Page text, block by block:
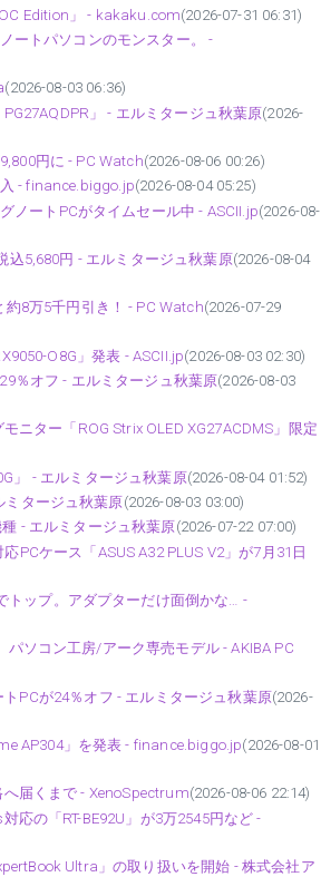
Edition」 - kakaku.com(2026-07-31 06:31)
ートパソコンのモンスター。 -
(2026-08-03 06:36)
」 - エルミタージュ秋葉原(2026-
円に - PC Watch(2026-08-06 00:26)
入 - finance.biggo.jp(2026-08-04 05:25)
ノートPCがタイムセール中 - ASCII.jp(2026-08-
込5,680円 - エルミタージュ秋葉原(2026-08-04
約8万5千円引き！ - PC Watch(2026-07-29
O8G」発表 - ASCII.jp(2026-08-03 02:30)
％オフ - エルミタージュ秋葉原(2026-08-03
ニター「ROG Strix OLED XG27ACDMS」限定
」 - エルミタージュ秋葉原(2026-08-04 01:52)
ミタージュ秋葉原(2026-08-03 03:00)
- エルミタージュ秋葉原(2026-07-22 07:00)
PCケース「ASUS A32 PLUS V2」が7月31日
トップ。アダプターだけ面倒かな… -
パソコン工房/アーク専売モデル - AKIBA PC
PCが24％オフ - エルミタージュ秋葉原(2026-
AP304」を発表 - finance.biggo.jp(2026-08-01
へ届くまで - XenoSpectrum(2026-08-06 22:14)
応の「RT-BE92U」が3万2545円など -
Ultra」の取り扱いを開始 - 株式会社ア